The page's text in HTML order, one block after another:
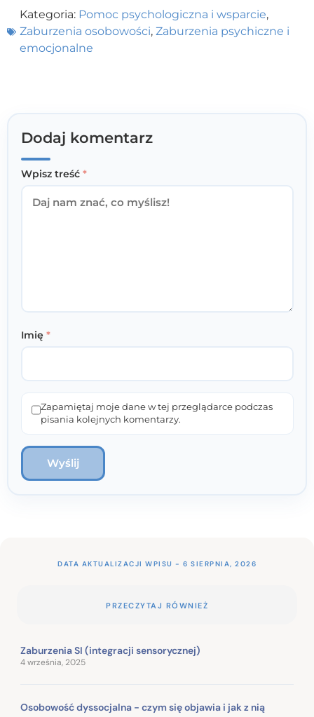
Kategoria: Pomoc psychologiczna i wsparcie,
Zaburzenia osobowości, Zaburzenia psychiczne i
emocjonalne
Dodaj komentarz
Wpisz treść *
Imię *
Zapamiętaj moje dane w tej przeglądarce podczas
pisania kolejnych komentarzy.
DATA AKTUALIZACJI WPISU - 6 SIERPNIA, 2026
PRZECZYTAJ RÓWNIEŻ
Zaburzenia SI (integracji sensorycznej)
4 września, 2025
Osobowość dyssocjalna - czym się objawia i jak z nią